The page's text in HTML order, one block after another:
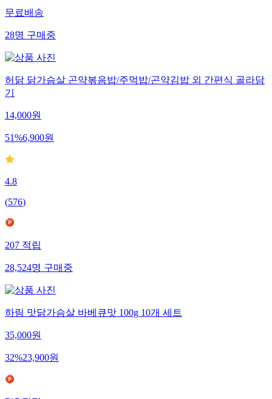
무료배송
28명구매중
허닭 닭가슴살 곤약볶음밥/주먹밥/곤약김밥 외 간편식 골라담
기
14,000원
51%6,900원
4.8
(576)
207적립
28,524명구매중
하림 맛닭가슴살 바베큐맛 100g 10개 세트
35,000원
32%23,900원